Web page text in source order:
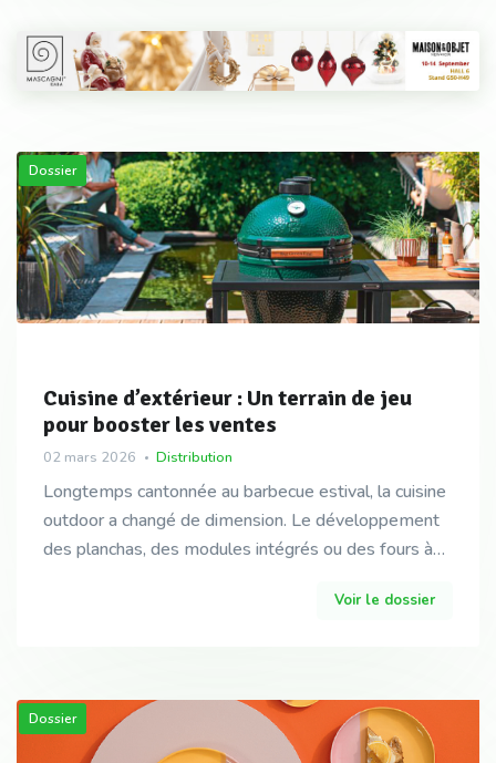
Dossier
Cuisine d’extérieur : Un terrain de jeu
pour booster les ventes
02 mars 2026 Distribution
Longtemps cantonnée au barbecue estival, la cuisine
outdoor a changé de dimension. Le développement
des planchas, des modules intégrés ou des fours à
Voir le dossier
Dossier